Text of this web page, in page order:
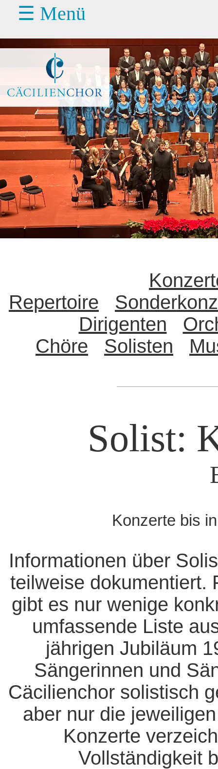
☰ Menü
Repertoire
Dirigenten
Chöre
Solisten
Solist:
Konzerte bis
Informationen über
teilweise dokumentiert.
gibt es nur wenige
umfassende Liste
jährigen Jubiläum
Sängerinnen und
Cäcilienchor solistisch
aber nur die
Konzerte
Vollständigkeit